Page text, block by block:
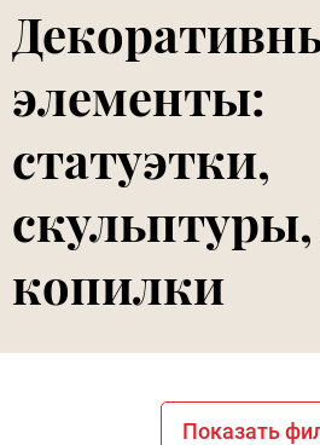
элементы:
статуэтки,
копилки
Показать